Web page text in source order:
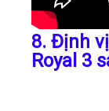
8. Định
Royal 3